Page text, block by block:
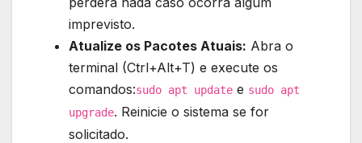
imprevisto.
Atualize os Pacotes Atuais: Abra o
terminal (Ctrl+Alt+T) e execute os
comandos:sudo apt update e sudo apt
upgrade. Reinicie o sistema se for
solicitado.